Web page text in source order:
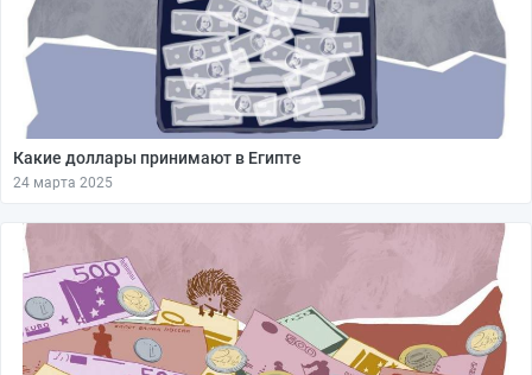
Какие доллары принимают в Египте
24 марта 2025